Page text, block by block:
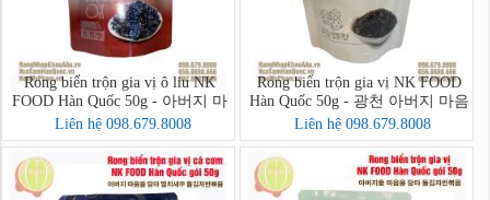
Rong biển trộn gia vị ô liu NK
FOOD Hàn Quốc 50g - 아버지 마
음을 담아 아마씨유 돌김자반
Liên hệ 098.679.8008
Rong biển trộn gia vị NK FOOD
Hàn Quốc 50g - 광천 아버지 마음
을 담아 돌김자반
Liên hệ 098.679.8008